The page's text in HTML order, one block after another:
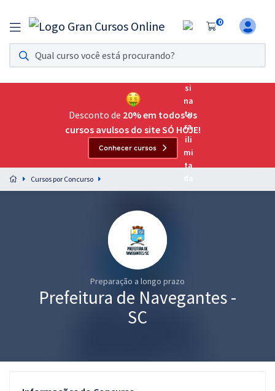
0
Assinatura Ilimitada 11
Acesso a todos os cursos. Teste grátis por 7 dias!
Assinatura OAB Até Passar
Acesso ilimitado a toda preparação para o Exame da
Preparação completa e intensiva para as principais
residências em saúde do Brasil
Desconto de 20% em todos os
cursos avulsos do site SÓ HOJE!
Conhecer cursos
Cursos por Concurso
Preparação a longo prazo
Prefeitura de Navegantes -
SC